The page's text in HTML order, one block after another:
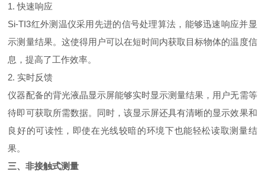
1. 快速响应
Si-TI3红外测温仪采用先进的信号处理算法，能够迅速响应并显
示测量结果。这使得用户可以在短时间内获取目标物体的温度信
息，提高了工作效率。
2. 实时反馈
仪器配备的背光液晶显示屏能够实时显示测量结果，用户无需等
待即可获取所需数据。同时，该显示屏还具有清晰的显示效果和
良好的可读性，即使在光线较暗的环境下也能轻松读取测量结
果。
三、非接触式测量